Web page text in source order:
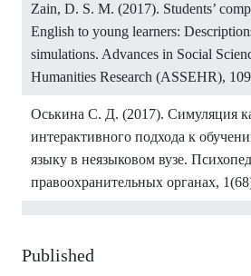
Zain, D. S. M. (2017). Students’
English to young learners:
simulations. Advances in Social
Humanities Research (ASSEHR),
Оськина С. Д. (2017). Симуляция
интерактивного подхода к
языку в неязыковом вузе.
правоохранительных органах,
Published